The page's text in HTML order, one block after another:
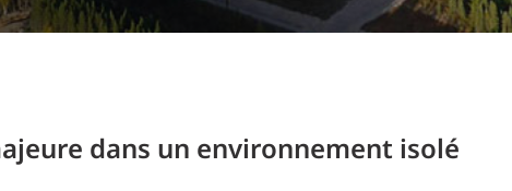
dans un environnement isolé